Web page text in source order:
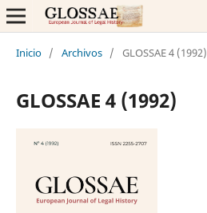
Inicio / Archivos / GLOSSAE 4 (1992)
GLOSSAE 4 (1992)